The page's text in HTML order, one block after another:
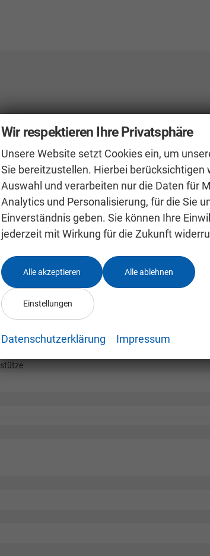
Wir respektieren Ihre Privatsphäre
Unsere Website setzt Cookies ein, um
Sie bereitzustellen. Hierbei berücksichtigen
Auswahl und verarbeiten nur die Daten für
Analytics und Personalisierung, für die Sie
Einverständnis geben. Sie können Ihre
jederzeit mit Wirkung für die Zukunft
Alle akzeptieren Alle ablehnen
Einstellungen
Datenschutzerklärung Impressum